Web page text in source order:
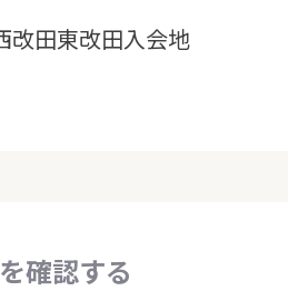
田東改田入会地
確認する